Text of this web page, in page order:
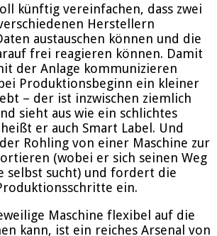
künftig vereinfachen, dass zwei
Herstellern
austauschen können und die
frei reagieren können. Damit
der Anlage kommunizieren
Produktionsbeginn ein kleiner
– der ist inzwischen ziemlich
sieht aus wie ein schlichtes
er auch Smart Label. Und
Rohling von einer Maschine zur
(wobei er sich seinen Weg
selbst sucht) und fordert die
ein.
Maschine flexibel auf die
kann, ist ein reiches Arsenal von